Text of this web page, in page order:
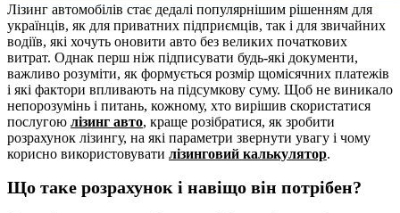
Лізинг автомобілів стає дедалі популярнішим рішенням для
українців, як для приватних підприємців, так і для звичайних
водіїв, які хочуть оновити авто без великих початкових
витрат. Однак перш ніж підписувати будь-які документи,
важливо розуміти, як формується розмір щомісячних платежів
і які фактори впливають на підсумкову суму. Щоб не виникало
непорозумінь і питань, кожному, хто вирішив скористатися
послугою лізинг авто, краще розібратися, як зробити
розрахунок лізингу, на які параметри звернути увагу і чому
корисно використовувати лізинговий калькулятор.
Що таке розрахунок і навіщо він потрібен?